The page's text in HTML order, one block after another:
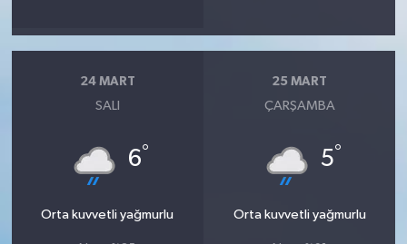
24 MART
SALI
6°
Orta kuvvetli yağmurlu
25 MART
ÇARŞAMBA
5°
Orta kuvvetli yağmurlu